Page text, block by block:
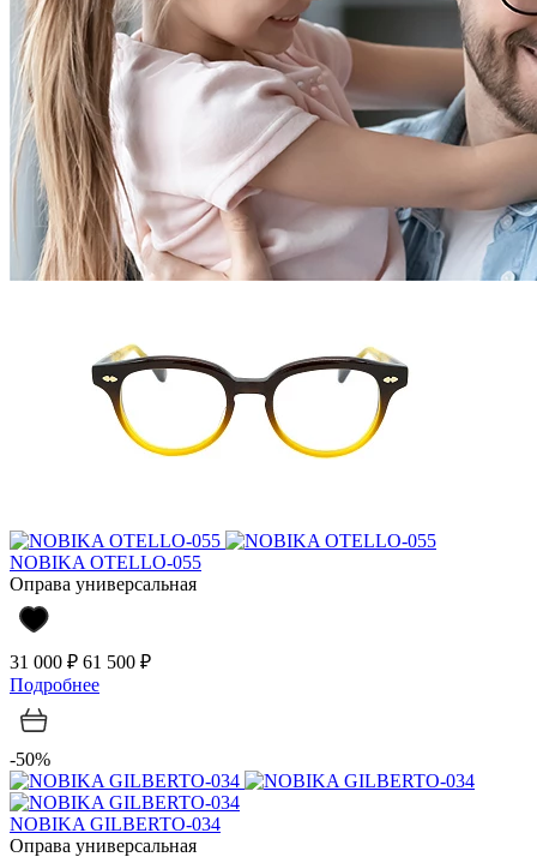
NOBIKA OTELLO-055
Оправа универсальная
31 000 ₽ 61 500 ₽
Подробнее
-50%
NOBIKA GILBERTO-034
Оправа универсальная